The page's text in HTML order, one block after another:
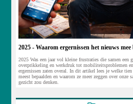
2025 - Waarom ergernissen het nieuws mee
2025 Was een jaar vol kleine frustraties die samen een
overprikkeling en werkdruk tot mobiliteitsproblemen
ergernissen zaten overal. In dit artikel lees je welke
meest bepaalden en waarom ze meer zeggen over onze
gezicht zou denken.